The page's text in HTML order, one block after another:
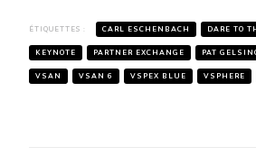
ÉTIQUETTES : CARL ESCHENBACH DARE TO
KEYNOTE PARTNER EXCHANGE PAT
VSAN VSAN 6 VSPEX BLUE VSPHERE